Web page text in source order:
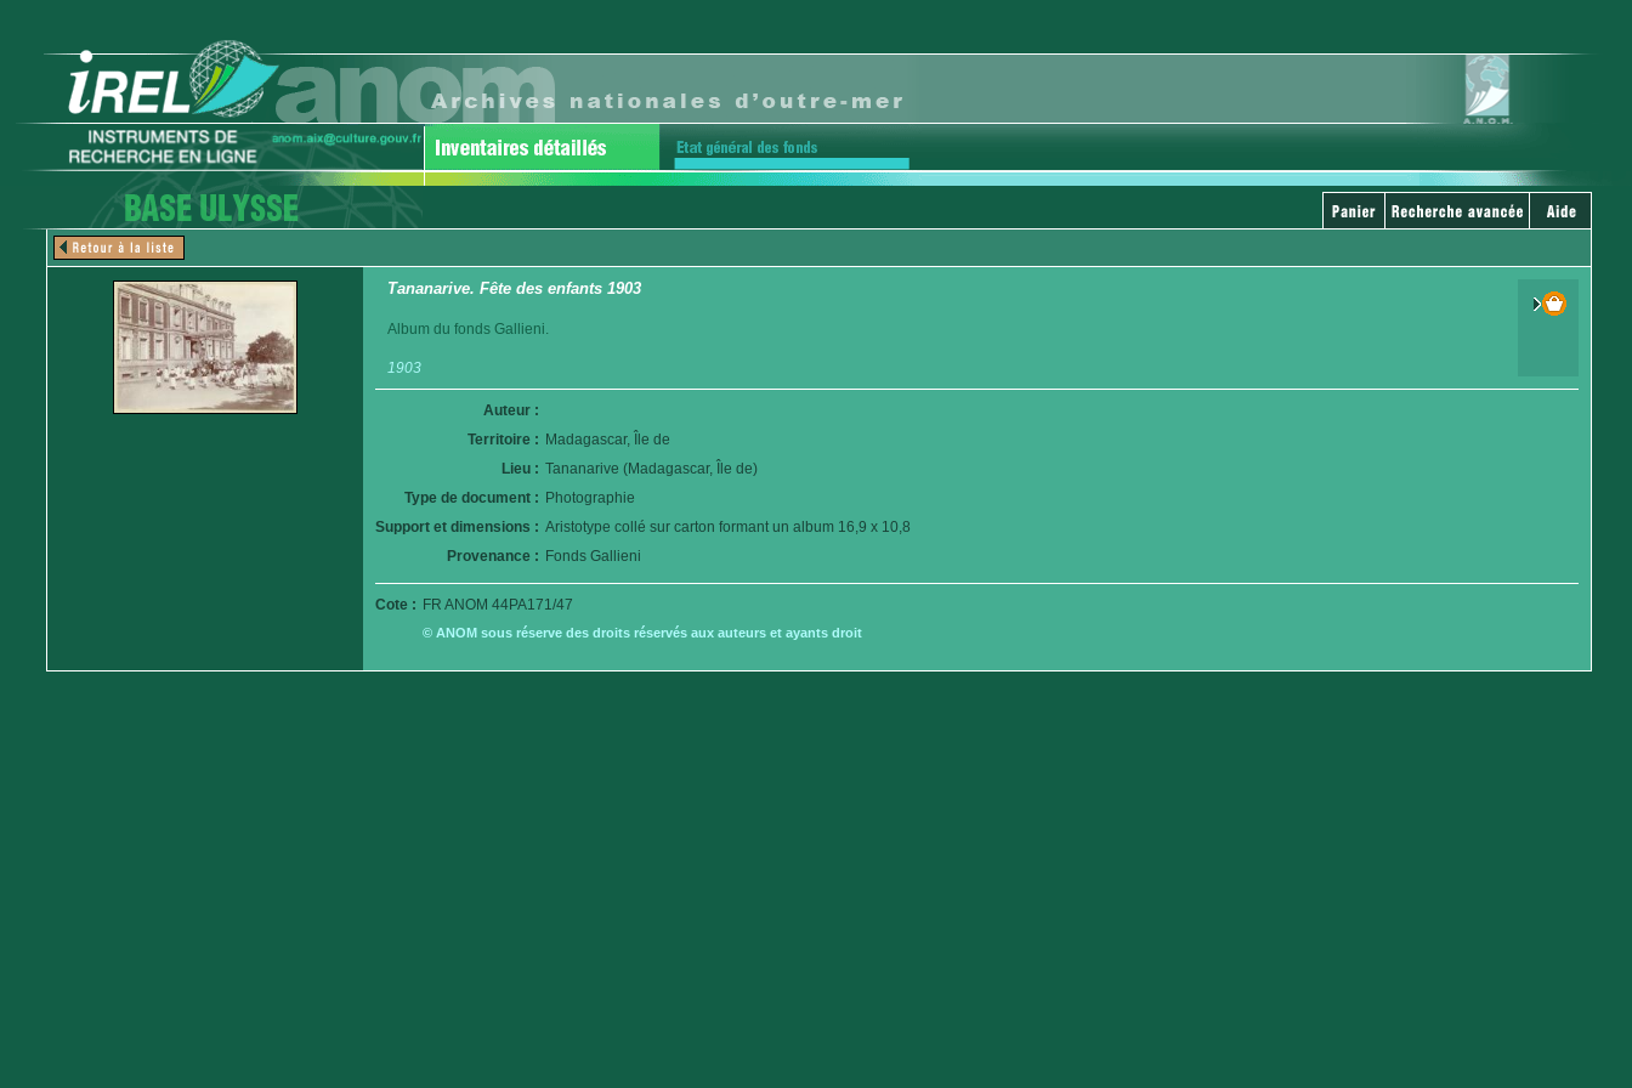
Tananarive. Fête des enfants 1903
Album du fonds Gallieni.
1903
Auteur :
Territoire : Madagascar, Île de
Lieu : Tananarive (Madagascar, Île de)
Type de document : Photographie
Support et dimensions : Aristotype collé sur carton formant un album 16,9 x 10,8
Provenance : Fonds Gallieni
Cote : FR ANOM 44PA171/47
© ANOM sous réserve des droits réservés aux auteurs et ayants droit